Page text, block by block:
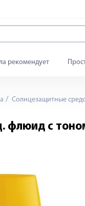
рекомендует
Солнцезащитные
с